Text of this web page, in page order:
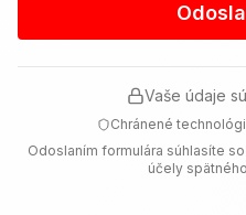
Vaše údaje
Chránené
Odoslaním formulára súhlasíte
účely